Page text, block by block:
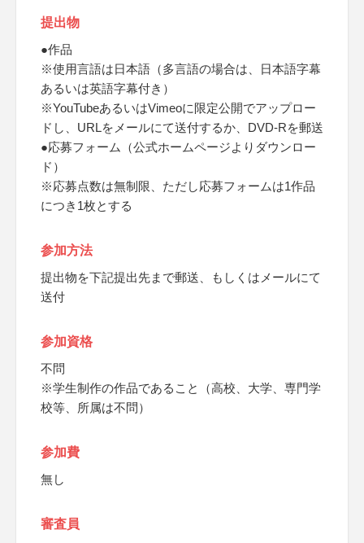
提出物
●作品
※使用言語は日本語（多言語の場合は、日本語字幕
あるいは英語字幕付き）
※YouTubeあるいはVimeoに限定公開でアップロー
ドし、URLをメールにて送付するか、DVD-Rを郵送
●応募フォーム（公式ホームページよりダウンロー
ド）
※応募点数は無制限、ただし応募フォームは1作品
につき1枚とする
参加方法
提出物を下記提出先まで郵送、もしくはメールにて
送付
参加資格
不問
※学生制作の作品であること（高校、大学、専門学
校等、所属は不問）
参加費
無し
審査員